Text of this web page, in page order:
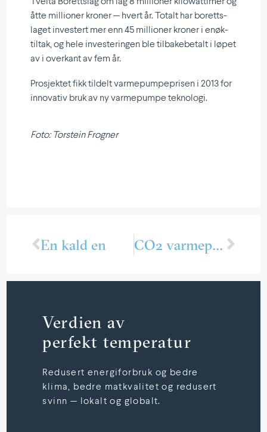
åtte millioner kroner — hvert år. Totalt har boretts­
laget investert mer enn 45 millioner kroner i enøk-
tiltak, og hele inves­te­ringen ble tilbake­betalt i løpet
av i overkant av fem år.
Prosjektet fikk tildelt varme­pumpe­prisen i 2013 for
innovativ bruk av ny varme­pumpe teknologi.
Foto: Torstein Frogner
En kald en CO2 varme­pumpe til Univer­si­tets­syke­huset Nord-Norge
Verdien av
perfekt temperatur
Redusert energiforbruk og bedre
klima, bedre matkvalitet og redusert
svinn — lokalt og globalt.